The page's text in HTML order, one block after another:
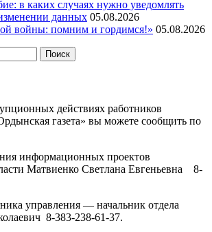
в каких случаях нужно уведомлять
данных 05.08.2026
войны: помним и гордимся!» 05.08.2026
действиях работников
газета» вы можете сообщить по
информационных проектов
Матвиенко Светлана Евгеньевна 8-
управления — начальник отдела
8-383-238-61-37.